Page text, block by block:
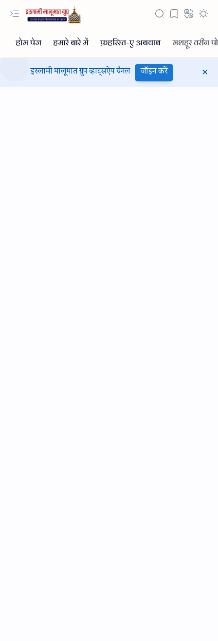
इस्लामी मालूमात ग्रुप व्हाट्सऐप चैनल जॉइन करें